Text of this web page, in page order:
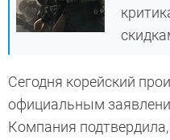
Сегодня корейский
официальным
Компания